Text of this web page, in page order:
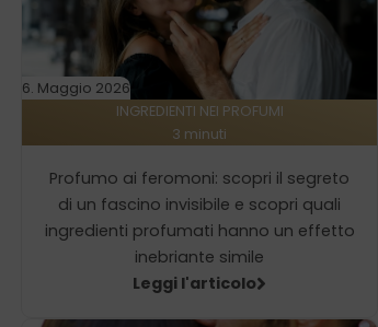
6. Maggio 2026
INGREDIENTI NEI PROFUMI
3 minuti
Profumo ai feromoni: scopri il segreto
di un fascino invisibile e scopri quali
ingredienti profumati hanno un effetto
inebriante simile
Leggi l'articolo